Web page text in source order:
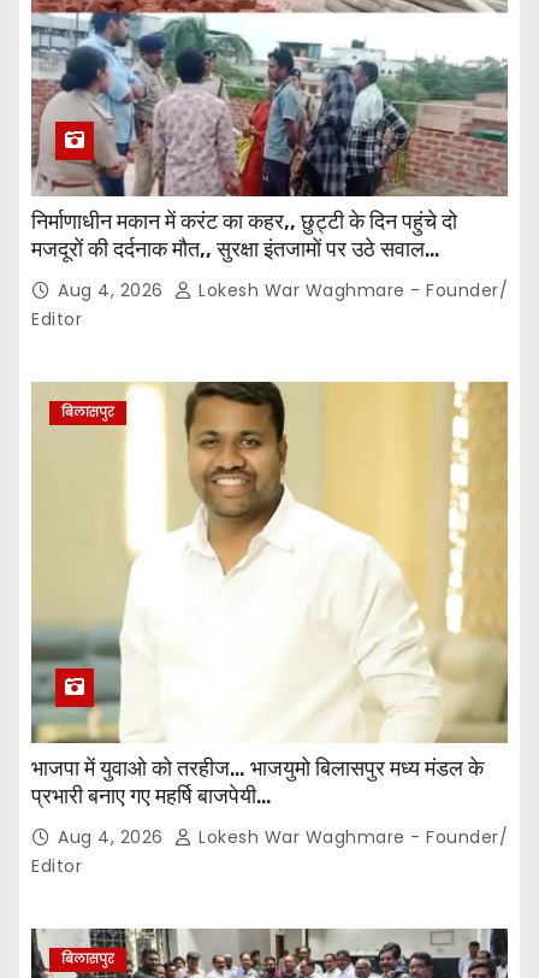
निर्माणाधीन मकान में करंट का कहर,, छुट्टी के दिन पहुंचे दो
मजदूरों की दर्दनाक मौत,, सुरक्षा इंतजामों पर उठे सवाल…
Aug 4, 2026
Lokesh War Waghmare - Founder/
Editor
बिलासपुर
भाजपा में युवाओ को तरहीज… भाजयुमो बिलासपुर मध्य मंडल के
प्रभारी बनाए गए महर्षि बाजपेयी…
Aug 4, 2026
Lokesh War Waghmare - Founder/
Editor
बिलासपुर